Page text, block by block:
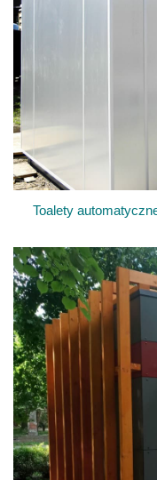
Toalety